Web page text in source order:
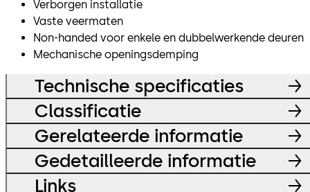
Verborgen installatie
Vaste veermaten
Non-handed voor enkele en dubbelwerkende deuren
Mechanische openingsdemping
Technische specificaties
Classificatie
Gerelateerde informatie
Gedetailleerde informatie
Links